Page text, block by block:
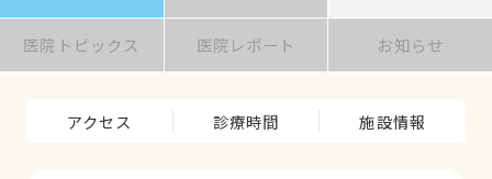
医院トピックス 医院レポート お知らせ
アクセス 診療時間 施設情報